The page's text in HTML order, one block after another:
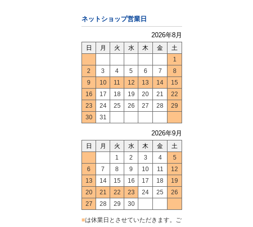
ネットショップ営業日
2026年8月
日 月 火 水 木 金
土
1
2
3 4 5 6 7
8
9
10 11 12 13 14
15
16
17 18 19 20 21
22
23
24 25 26 27 28
29
30
31
2026年9月
日 月 火 水 木 金
土
1
2 3 4
5
6
7 8 9 10 11
12
13
14 15 16 17 18
19
20
21 22 23 24 25
26
27
28 29 30
■は休業日とさせていただきます。ご